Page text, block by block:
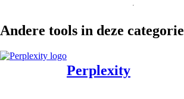
Andere tools in deze categorie
Perplexity